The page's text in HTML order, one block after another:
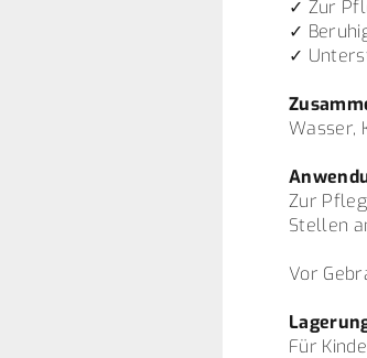
✓ Zur
✓
✓
Wasser,
Zur
Stellen
Vor
Für